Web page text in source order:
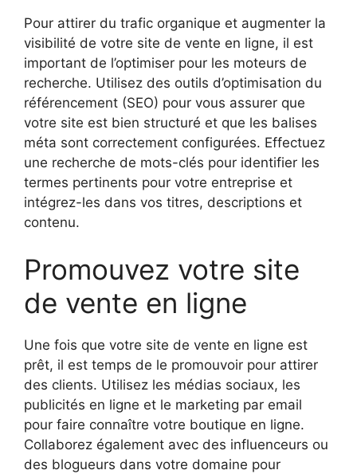
Pour attirer du trafic organique et augmenter la
visibilité de votre site de vente en ligne, il est
important de l’optimiser pour les moteurs de
recherche. Utilisez des outils d’optimisation du
référencement (SEO) pour vous assurer que
votre site est bien structuré et que les balises
méta sont correctement configurées. Effectuez
une recherche de mots-clés pour identifier les
termes pertinents pour votre entreprise et
intégrez-les dans vos titres, descriptions et
contenu.
Promouvez votre site
de vente en ligne
Une fois que votre site de vente en ligne est
prêt, il est temps de le promouvoir pour attirer
des clients. Utilisez les médias sociaux, les
publicités en ligne et le marketing par email
pour faire connaître votre boutique en ligne.
Collaborez également avec des influenceurs ou
des blogueurs dans votre domaine pour